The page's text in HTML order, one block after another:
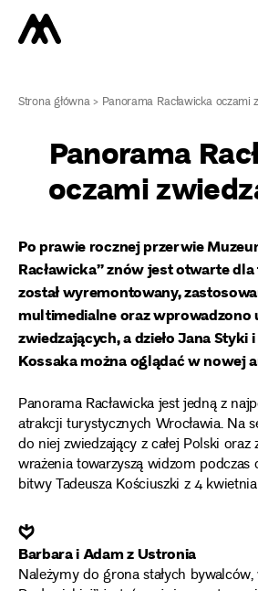
Strona główna> Panorama Racławicka oczami
Panorama
oczami
Po prawie rocznej przerwie
Racławicka” znów jest otwarte
został wyremontowany,
multimedialne oraz wprowadzono
zwiedzających, a dzieło Jana Styki
Kossaka można oglądać w nowej
Panorama Racławicka jest jedną z
atrakcji turystycznych Wrocławia. Na
do niej zwiedzający z całej Polski
wrażenia towarzyszą widzom podczas
bitwy Tadeusza Kościuszki z 4
❦
Barbara i Adam z Ustronia
Należymy do grona stałych